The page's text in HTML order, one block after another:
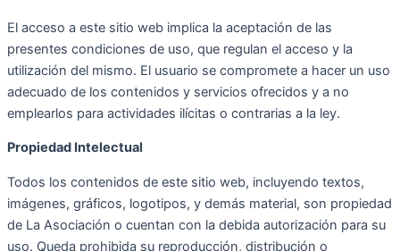
El acceso a este sitio web implica la aceptación de las
presentes condiciones de uso, que regulan el acceso y la
utilización del mismo. El usuario se compromete a hacer un uso
adecuado de los contenidos y servicios ofrecidos y a no
emplearlos para actividades ilícitas o contrarias a la ley.
Propiedad Intelectual
Todos los contenidos de este sitio web, incluyendo textos,
imágenes, gráficos, logotipos, y demás material, son propiedad
de La Asociación o cuentan con la debida autorización para su
uso. Queda prohibida su reproducción, distribución o